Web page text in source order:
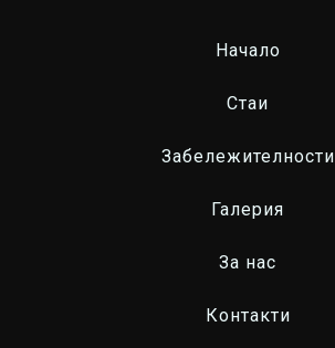
Начало
Стаи
Забележителности
Галерия
За нас
Контакти